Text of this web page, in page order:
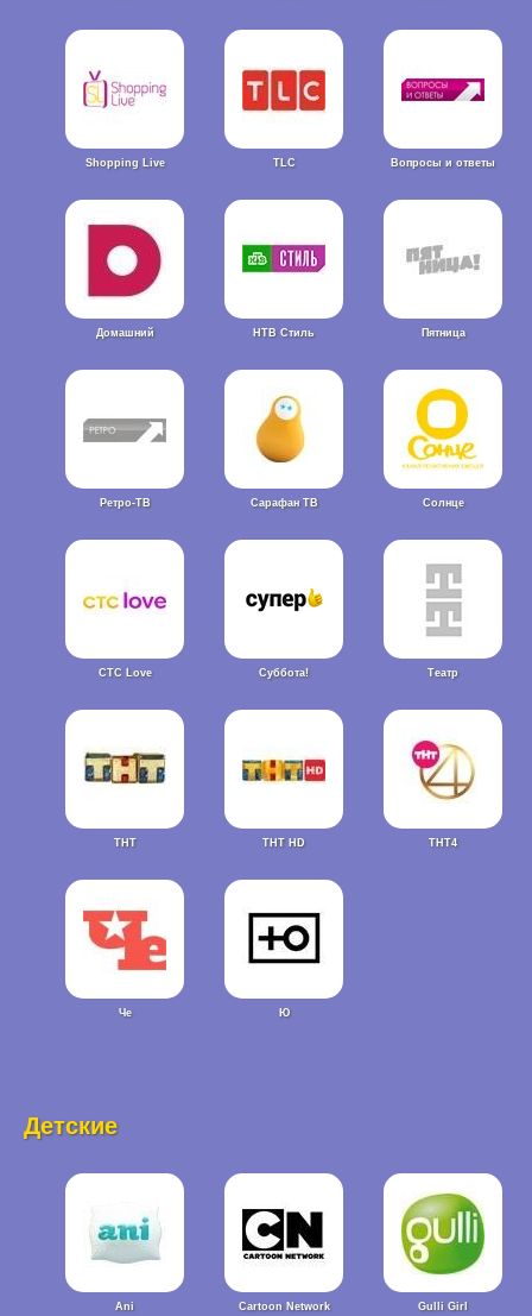
Shopping Live TLC Вопросы и ответы
Домашний НТВ Стиль Пятница
Ретро-ТВ Сарафан ТВ Солнце
СТС Love Суббота! Театр
ТНТ ТНТ HD ТНТ4
Че Ю
Детские
Ani Cartoon Network Gulli Girl